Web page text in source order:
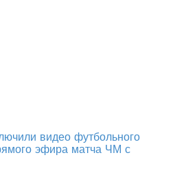
видео футбольного
эфира матча ЧМ с